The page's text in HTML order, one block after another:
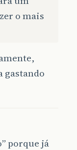
o mais
gastando
porque já